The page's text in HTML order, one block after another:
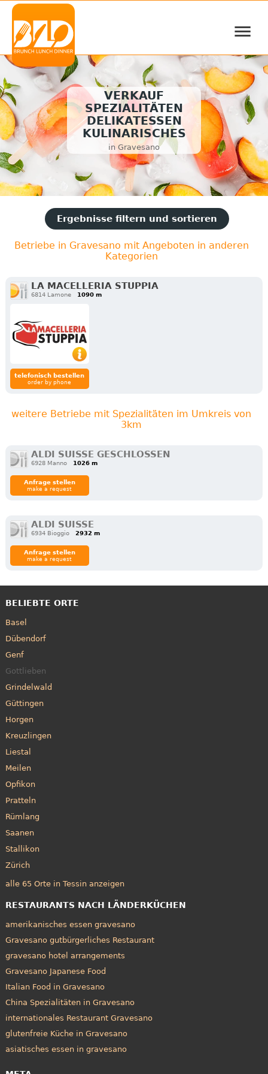
≡
VERKAUF
SPEZIALITÄTEN
DELIKATESSEN
KULINARISCHES
in Gravesano
Ergebnisse filtern und sortieren
Betriebe in Gravesano mit Angeboten in anderen
Kategorien
LA MACELLERIA STUPPIA
6814 Lamone 1090 m
telefonisch bestellen
order by phone
weitere Betriebe mit Spezialitäten im Umkreis von
3km
ALDI SUISSE GESCHLOSSEN
6928 Manno 1026 m
Anfrage stellen
make a request
ALDI SUISSE
6934 Bioggio 2932 m
Anfrage stellen
make a request
BELIEBTE ORTE
Basel
Dübendorf
Genf
Gottlieben
Grindelwald
Güttingen
Horgen
Kreuzlingen
Liestal
Meilen
Opfikon
Pratteln
Rümlang
Saanen
Stallikon
Zürich
alle 65 Orte in Tessin anzeigen
RESTAURANTS NACH LÄNDERKÜCHEN
amerikanisches essen gravesano
Gravesano gutbürgerliches Restaurant
gravesano hotel arrangements
Gravesano Japanese Food
Italian Food in Gravesano
China Spezialitäten in Gravesano
internationales Restaurant Gravesano
glutenfreie Küche in Gravesano
asiatisches essen in gravesano